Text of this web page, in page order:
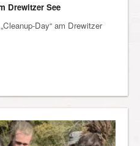
Drewitzer See
Day“ am Drewitzer